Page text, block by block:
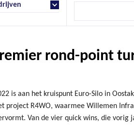
rond-point
is aan het kruispunt Euro-Silo in
project R4WO, waarmee Willemen
Van de vier quick wins, die